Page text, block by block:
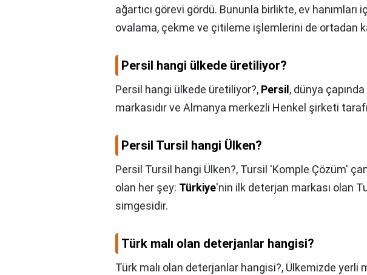
ağartıcı görevi gördü. Bununla birlikte, ev hanımları
ovalama, çekme ve çitileme işlemlerini de ortadan
Persil hangi ülkede üretiliyor?
Persil hangi ülkede üretiliyor?, Persil , dünya
markasıdır ve Almanya merkezli Henkel şirketi
Persil Tursil hangi Ülken?
Persil Tursil hangi Ülken?, Tursil 'Komple Çözüm'
olan her şey: Türkiye'nin ilk deterjan markası olan
simgesidir.
Türk malı olan deterjanlar hangisi?
Türk malı olan deterjanlar hangisi?, Ülkemizde yerli